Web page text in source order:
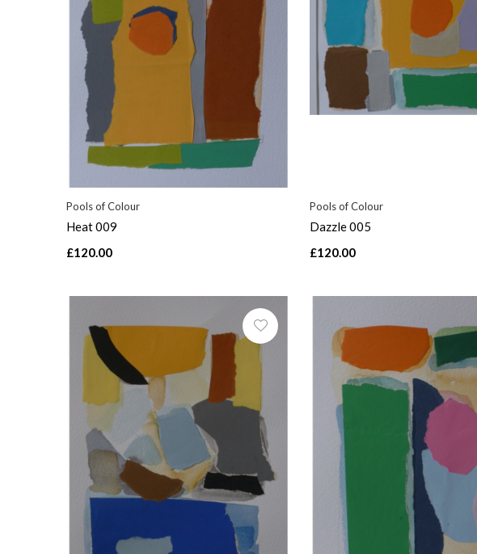
Pools of Colour
Heat 009
£120.00
Pools of Colour
Dazzle 005
£120.00